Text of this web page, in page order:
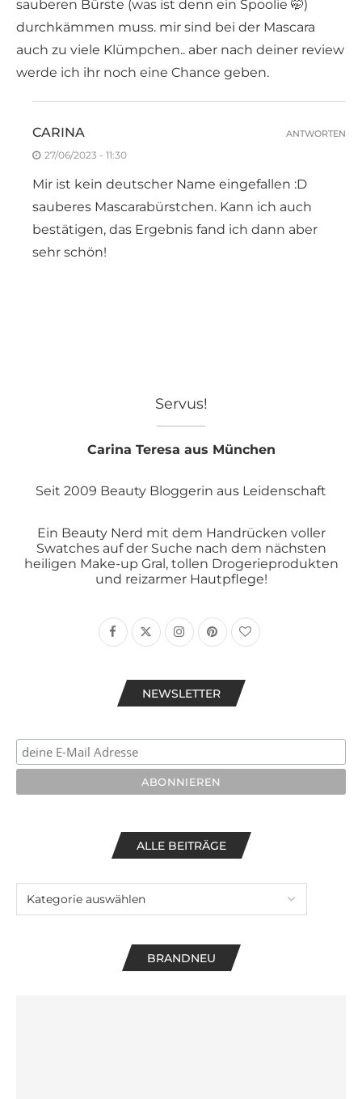
sauberen Bürste (was ist denn ein Spoolie 🤭)
durchkämmen muss. mir sind bei der Mascara
auch zu viele Klümpchen.. aber nach deiner review
werde ich ihr noch eine Chance geben.
CARINA
27/06/2023 - 11:30
Mir ist kein deutscher Name eingefallen :D
sauberes Mascarabürstchen. Kann ich auch
bestätigen, das Ergebnis fand ich dann aber
sehr schön!
ANTWORTEN
Servus!
Carina Teresa aus München
Seit 2009 Beauty Bloggerin aus Leidenschaft
Ein Beauty Nerd mit dem Handrücken voller
Swatches auf der Suche nach dem nächsten
heiligen Make-up Gral, tollen Drogerieprodukten
und reizarmer Hautpflege!
NEWSLETTER
ALLE BEITRÄGE
BRANDNEU